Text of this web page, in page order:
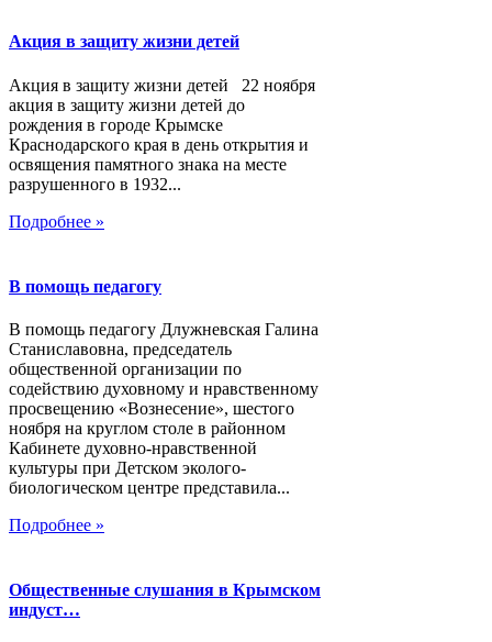
Акция в защиту жизни детей
Акция в защиту жизни детей 22 ноября
акция в защиту жизни детей до
рождения в городе Крымске
Краснодарского края в день открытия и
освящения памятного знака на месте
разрушенного в 1932...
Подробнее »
В помощь педагогу
В помощь педагогу Длужневская Галина
Станиславовна, председатель
общественной организации по
содействию духовному и нравственному
просвещению «Вознесение», шестого
ноября на круглом столе в районном
Кабинете духовно-нравственной
культуры при Детском эколого-
биологическом центре представила...
Подробнее »
Общественные слушания в Крымском
индуст…